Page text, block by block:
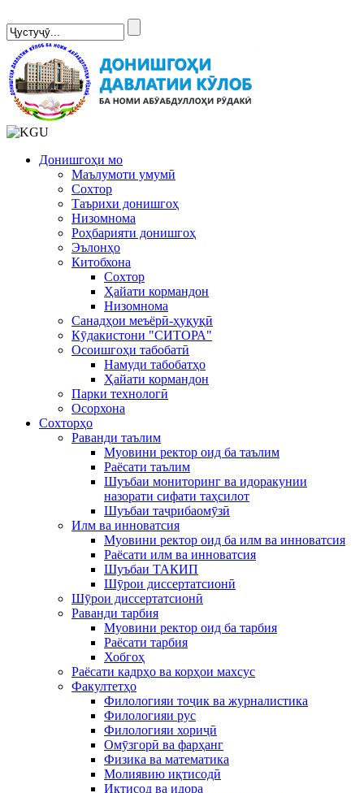
Донишгоҳи мо
Маълумоти умумӣ
Сохтор
Таърихи донишгоҳ
Низомнома
Роҳбарияти донишгоҳ
Эълонҳо
Китобхона
Сохтор
Ҳайати кормандон
Низомнома
Санадҳои меъёрӣ-ҳуқуқӣ
Кӯдакистони "СИТОРА"
Осоишгоҳи табобатӣ
Намуди табобатҳо
Ҳайати кормандон
Парки технологӣ
Осорхона
Сохторҳо
Раванди таълим
Муовини ректор оид ба таълим
Раёсати таълим
Шуъбаи мониторинг ва идоракунии
назорати сифати таҳсилот
Шуъбаи таҷрибаомӯзӣ
Илм ва инноватсия
Муовини ректор оид ба илм ва инноватсия
Раёсати илм ва инноватсия
Шуъбаи ТАКИП
Шӯрои диссертатсионӣ
Шӯрои диссертатсионӣ
Раванди тарбия
Муовини ректор оид ба тарбия
Раёсати тарбия
Хобгоҳ
Раёсати кадрҳо ва корҳои махсус
Факултетҳо
Филологияи тоҷик ва журналистика
Филологияи рус
Филологияи хориҷӣ
Омӯзгорӣ ва фарҳанг
Физика ва математика
Молиявию иқтисодӣ
Иқтисод ва идора